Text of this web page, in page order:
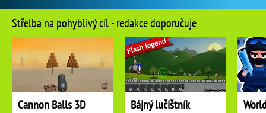
Střelba na pohyblivý cíl - redakce doporučuje
Cannon Balls 3D Bájný lučištník